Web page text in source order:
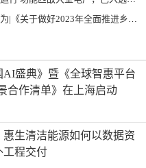
年全面推进乡村振兴重点工作的意见》发布
AI盛典》暨《全球智惠平台
合作清单》在上海启动
惠生清洁能源如何以数据资
工程交付